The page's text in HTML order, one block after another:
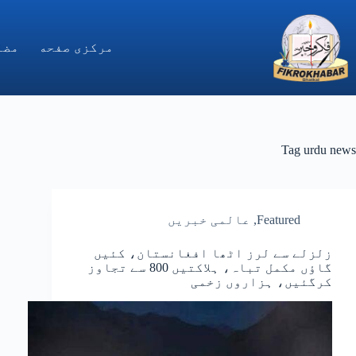
content
مركزى صفحه
Tag urdu news
Featured
, عالمی خبریں
زلزلے سے لرز اٹھا افغانستان، کئیں
گاؤں مکمل تباہ، ہلاکتیں 800 سے تجاوز
کرگئیں، ہزاروں زخمی